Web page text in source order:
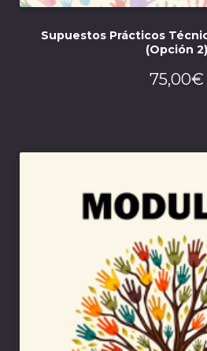
Supuestos Prácticos
(Opción 2)
75,00€